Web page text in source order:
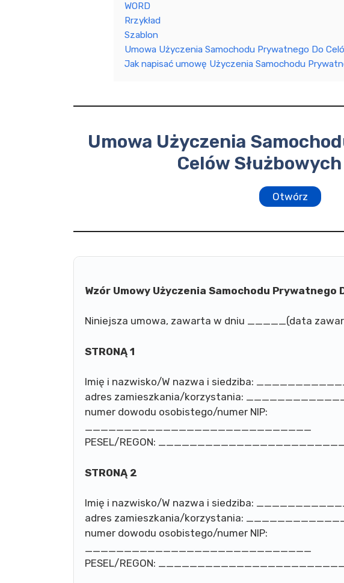
WORD
Rrzykład
Szablon
Umowa Użyczenia Samochodu Prywatnego Do
Jak napisać umowę Użyczenia Samochodu
Umowa Użyczenia
Celów
Otwórz
Wzór Umowy Użyczenia Samochodu Prywatnego
Niniejsza umowa, zawarta w dniu _____(data
STRONĄ 1
Imię i nazwisko/W nazwa i siedziba:
adres zamieszkania/korzystania:
numer dowodu osobistego/numer NIP:
_____________________________
PESEL/REGON:
STRONĄ 2
Imię i nazwisko/W nazwa i siedziba:
adres zamieszkania/korzystania:
numer dowodu osobistego/numer NIP:
_____________________________
PESEL/REGON: